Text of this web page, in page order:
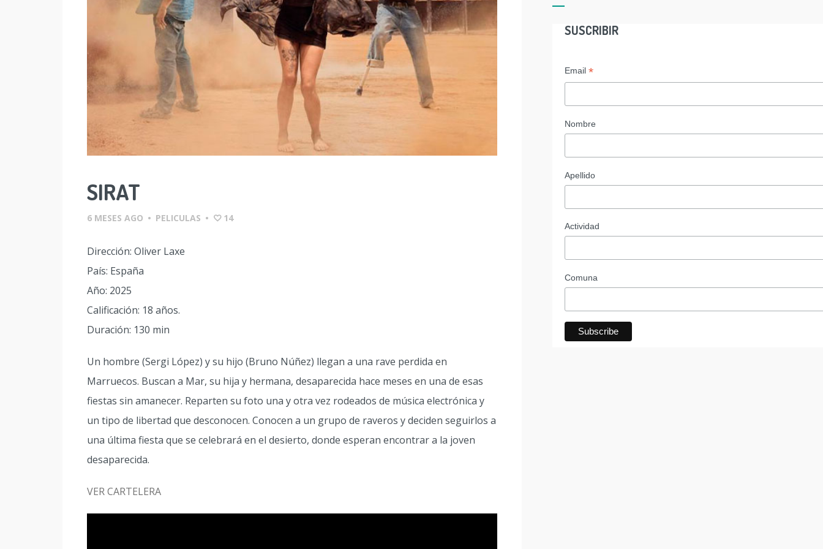
SIRAT
6 MESES AGO • PELICULAS • 14
Dirección: Oliver Laxe
País: España
Año: 2025
Calificación: 18 años.
Duración: 130 min
Un hombre (Sergi López) y su hijo (Bruno Núñez) llegan a una rave perdida en
Marruecos. Buscan a Mar, su hija y hermana, desaparecida hace meses en una de esas
fiestas sin amanecer. Reparten su foto una y otra vez rodeados de música electrónica y
un tipo de libertad que desconocen. Conocen a un grupo de raveros y deciden seguirlos a
una última fiesta que se celebrará en el desierto, donde esperan encontrar a la joven
desaparecida.
VER CARTELERA
SUSCRIBIR
Email *
Nombre
Apellido
Actividad
Comuna